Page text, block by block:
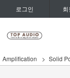
로그인
Amplification Solid